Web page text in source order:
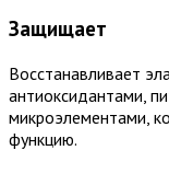
Защищает
Восстанавливает
антиоксидантами,
микроэлементами,
функцию.